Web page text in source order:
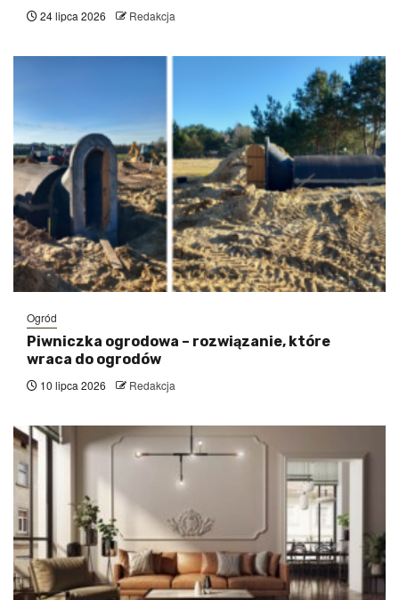
24 lipca 2026 Redakcja
Ogród
Piwniczka ogrodowa – rozwiązanie, które
wraca do ogrodów
10 lipca 2026 Redakcja